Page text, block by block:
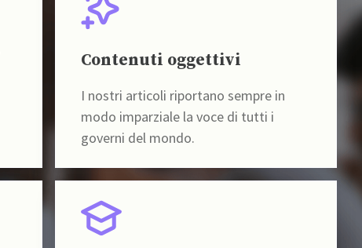
Contenuti oggettivi
I nostri articoli riportano sempre in
modo imparziale la voce di tutti i
governi del mondo.